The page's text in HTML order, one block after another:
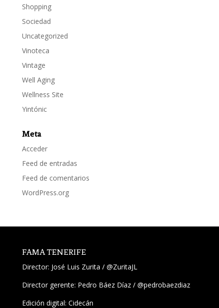
Shopping
Sociedad
Uncategorized
Vinoteca
Vintage
Well Aging
Wellness Site
Yintónic
Meta
Acceder
Feed de entradas
Feed de comentarios
WordPress.org
FAMA TENERIFE
Director: José Luis Zurita / @ZuritaJL
Director gerente: Pedro Báez Díaz / @pedrobaezdiaz
Edición digital: Cidecán